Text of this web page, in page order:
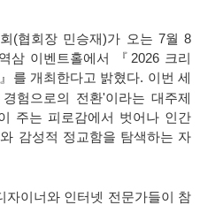
(협회장 민승재)가 오는 7월 8
삼 이벤트홀에서 『2026 크리
를 개최한다고 밝혔다. 이번 세
경험으로의 전환'이라는 대주제
주는 피로감에서 벗어나 인간
감성적 정교함을 탐색하는 자
자이너와 인터넷 전문가들이 참